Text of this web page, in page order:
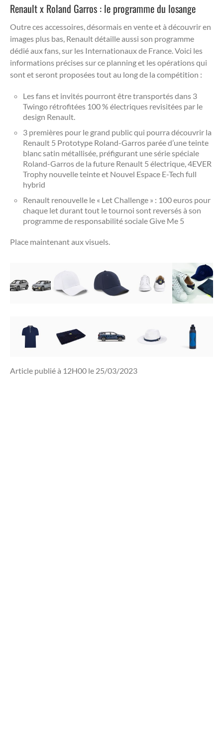
Renault x Roland Garros : le programme du losange
Outre ces accessoires, désormais en vente et à découvrir en
images plus bas, Renault détaille aussi son programme
dédié aux fans, sur les Internationaux de France. Voici les
informations précises sur ce planning et les opérations qui
sont et seront proposées tout au long de la compétition :
Les fans et invités pourront être transportés dans 3
Twingo rétrofitées 100 % électriques revisitées par le
design Renault.
3 premières pour le grand public qui pourra découvrir la
Renault 5 Prototype Roland-Garros parée d’une teinte
blanc satin métallisée, préfigurant une série spéciale
Roland-Garros de la future Renault 5 électrique, 4EVER
Trophy nouvelle teinte et Nouvel Espace E-Tech full
hybrid
Renault renouvelle le « Let Challenge » : 100 euros pour
chaque let durant tout le tournoi sont reversés à son
programme de responsabilité sociale Give Me 5
Place maintenant aux visuels.
Article publié à 12H00 le 25/03/2023